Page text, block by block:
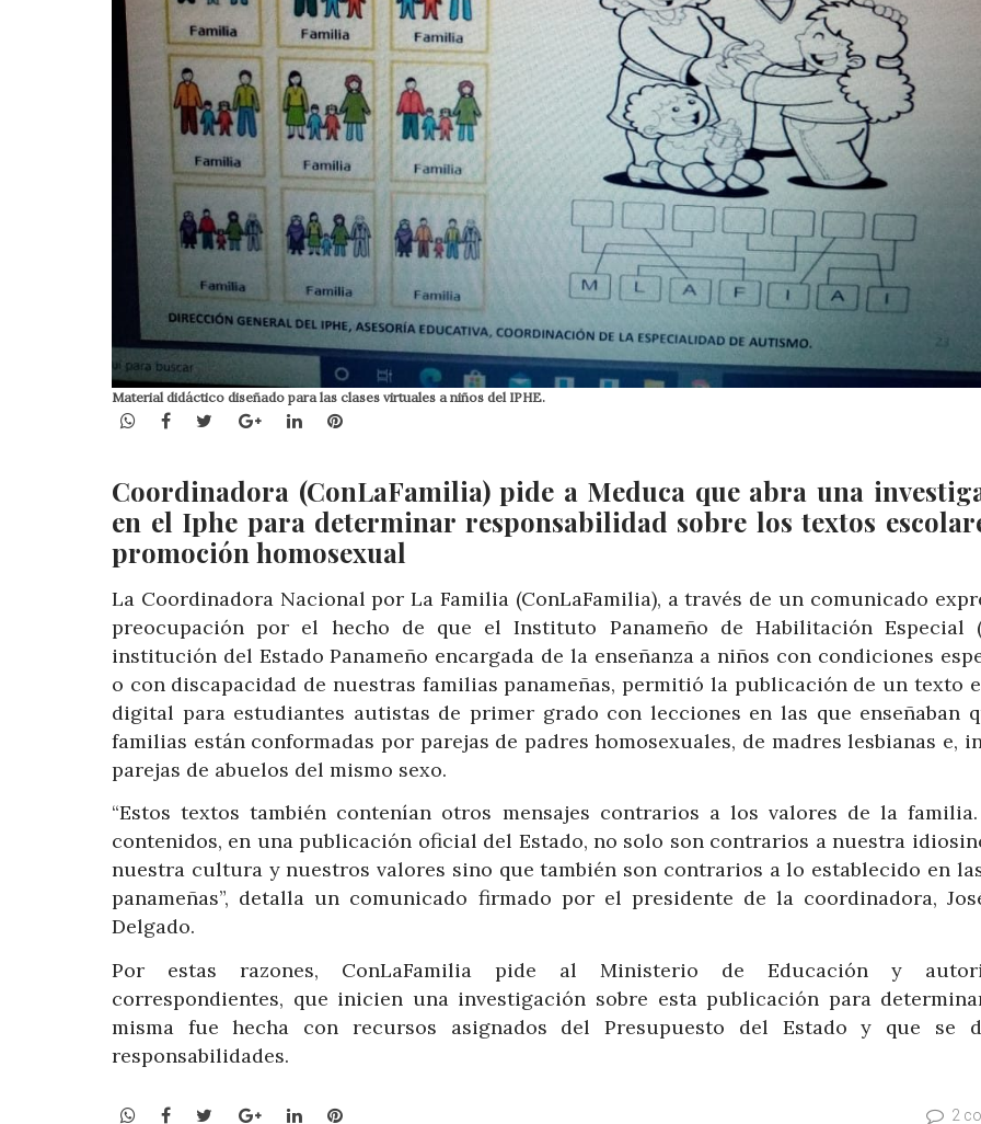
Material didáctico diseñado para las clases virtuales a niños del IPHE.
WhatsApp
Facebook
TwitterGoogle+LinkedInPinterest
Coordinadora (ConLaFamilia) pide a Meduca que abra una
en el Iphe para determinar responsabilidad sobre los textos
promoción homosexual
La Coordinadora Nacional por La Familia (ConLaFamilia), a través de un comunicado
preocupación por el hecho de que el Instituto Panameño de Habilitación Especial
institución del Estado Panameño encargada de la enseñanza a niños con condiciones
o con discapacidad de nuestras familias panameñas, permitió la publicación de un texto
digital para estudiantes autistas de primer grado con lecciones en las que enseñaban
familias están conformadas por parejas de padres homosexuales, de madres lesbianas e,
parejas de abuelos del mismo sexo.
“Estos textos también contenían otros mensajes contrarios a los valores de la familia.
contenidos, en una publicación oficial del Estado, no solo son contrarios a nuestra
nuestra cultura y nuestros valores sino que también son contrarios a lo establecido en
panameñas”, detalla un comunicado firmado por el presidente de la coordinadora,
Delgado.
Por estas razones, ConLaFamilia pide al Ministerio de Educación y
correspondientes, que inicien una investigación sobre esta publicación para
misma fue hecha con recursos asignados del Presupuesto del Estado y que se
responsabilidades.
WhatsApp
Facebook
TwitterGoogle+LinkedInPinterest 2